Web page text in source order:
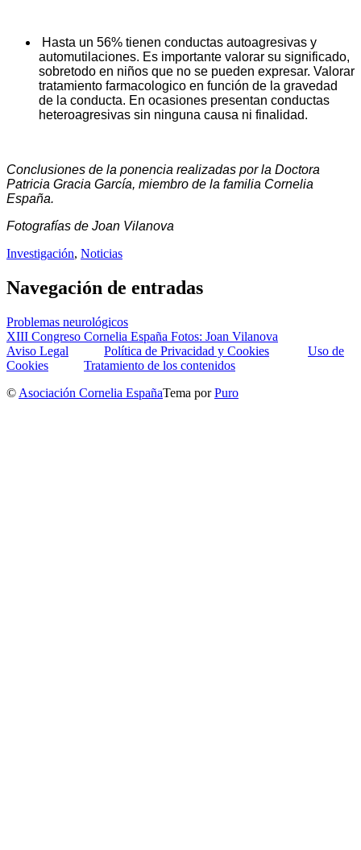
Hasta un 56% tienen conductas autoagresivas y
automutilaciones. Es importante valorar su significado,
sobretodo en niños que no se pueden expresar. Valorar
tratamiento farmacologico en función de la gravedad
de la conducta. En ocasiones presentan conductas
heteroagresivas sin ninguna causa ni finalidad.
Conclusiones de la ponencia realizadas por la Doctora
Patricia Gracia García, miembro de la familia Cornelia
España.
Fotografías de Joan Vilanova
Investigación, Noticias
Navegación de entradas
Problemas neurológicos
XIII Congreso Cornelia España Fotos: Joan Vilanova
Aviso Legal
Política de Privacidad y Cookies
Uso de
Cookies
Tratamiento de los contenidos
© Asociación Cornelia EspañaTema porPuro